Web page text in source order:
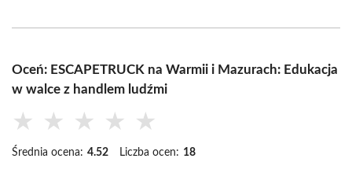
Oceń: ESCAPETRUCK na Warmii i Mazurach: Edukacja
w walce z handlem ludźmi
★ ★ ★ ★ ★
Średnia ocena: 4.52 Liczba ocen: 18